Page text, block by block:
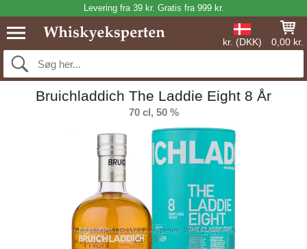
Levering fra 39 kr. Gratis fra 999 kr.
kr. (DKK) 0,00 kr.
Bruichladdich The Laddie Eight 8 År
70 cl, 50 %